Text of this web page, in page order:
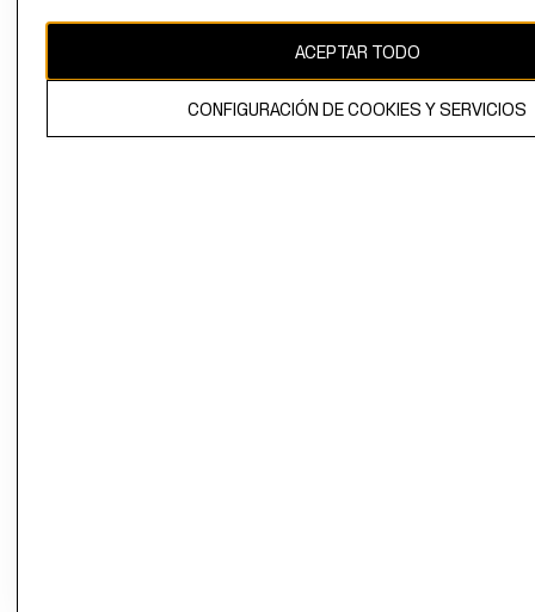
El contenido de esta página web está protegido por copyright y es
propiedad de H&M Hennes & Mauritz AB.
ACEPTAR TODO
CONFIGURACIÓN DE COOKIES Y SERVICIOS